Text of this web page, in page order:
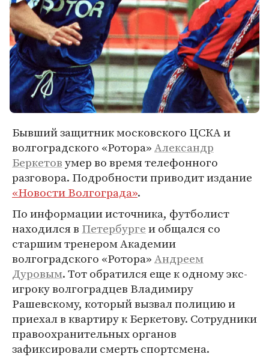
Бывший защитник московского ЦСКА и
волгоградского «Ротора»Александр
Беркетовумер во время телефонного
разговора. Подробности приводит издание
«Новости Волгограда».
По информации источника, футболист
находился в Петербургеи общался со
старшим тренером Академии
волгоградского «Ротора»Андреем
Дуровым. Тот обратился еще к одному экс-
игроку волгоградцев Владимиру
Рашевскому, который вызвал полицию и
приехал в квартиру к Беркетову. Сотрудники
правоохранительных органов
зафиксировали смерть спортсмена.